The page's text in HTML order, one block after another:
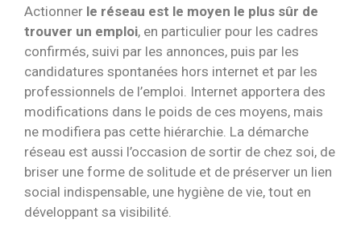
Actionner le réseau est le moyen le plus sûr de
trouver un emploi, en particulier pour les cadres
confirmés, suivi par les annonces, puis par les
candidatures spontanées hors internet et par les
professionnels de l’emploi. Internet apportera des
modifications dans le poids de ces moyens, mais
ne modifiera pas cette hiérarchie. La démarche
réseau est aussi l’occasion de sortir de chez soi, de
briser une forme de solitude et de préserver un lien
social indispensable, une hygiène de vie, tout en
développant sa visibilité.